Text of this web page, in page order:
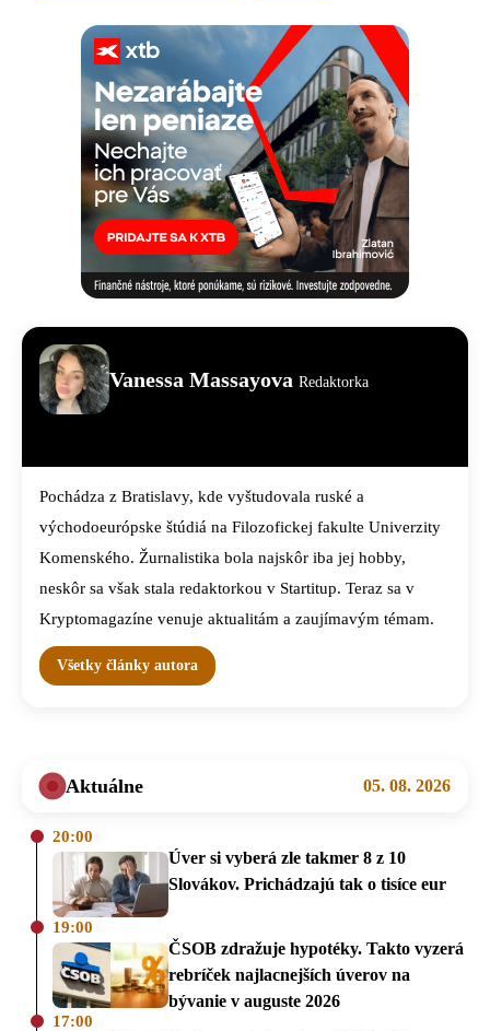
Vanessa Massayova Redaktorka
Pochádza z Bratislavy, kde vyštudovala ruské a
východoeurópske štúdiá na Filozofickej fakulte Univerzity
Komenského. Žurnalistika bola najskôr iba jej hobby,
neskôr sa však stala redaktorkou v Startitup. Teraz sa v
Kryptomagazíne venuje aktualitám a zaujímavým témam.
Všetky články autora
Aktuálne 05. 08. 2026
20:00
Úver si vyberá zle takmer 8 z 10
Slovákov. Prichádzajú tak o tisíce eur
19:00
ČSOB zdražuje hypotéky. Takto vyzerá
rebríček najlacnejších úverov na
bývanie v auguste 2026
17:00